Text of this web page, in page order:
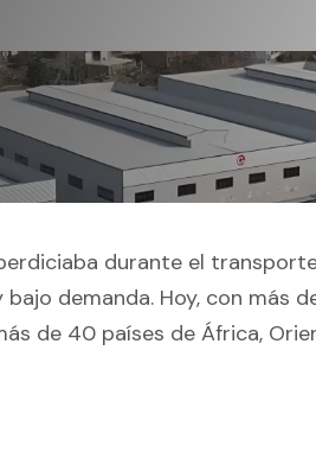
durante el
demanda. Hoy, con más
de 40 países de África,